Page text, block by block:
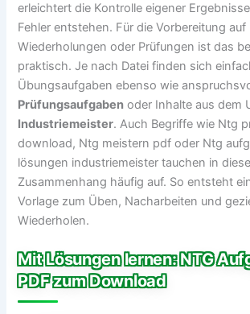
erleichtert die Kontrolle eigener
Fehler entstehen. Für die Vorbereitung
Wiederholungen oder Prüfungen ist das
praktisch. Je nach Datei finden sich
Übungsaufgaben ebenso wie
Prüfungsaufgaben oder Inhalte aus dem
Industriemeister. Auch Begriffe wie Ntg
download, Ntg meistern pdf oder Ntg
lösungen industriemeister tauchen in
Zusammenhang häufig auf. So entsteht
Vorlage zum Üben, Nacharbeiten und
Wiederholen.
Mit Lösungen lernen: NTG
PDF zum Download